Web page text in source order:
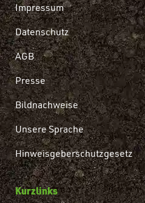
Impressum
Datenschutz
AGB
Presse
Bildnachweise
Unsere Sprache
Hinweisgeberschutzgesetz
Kurzlinks